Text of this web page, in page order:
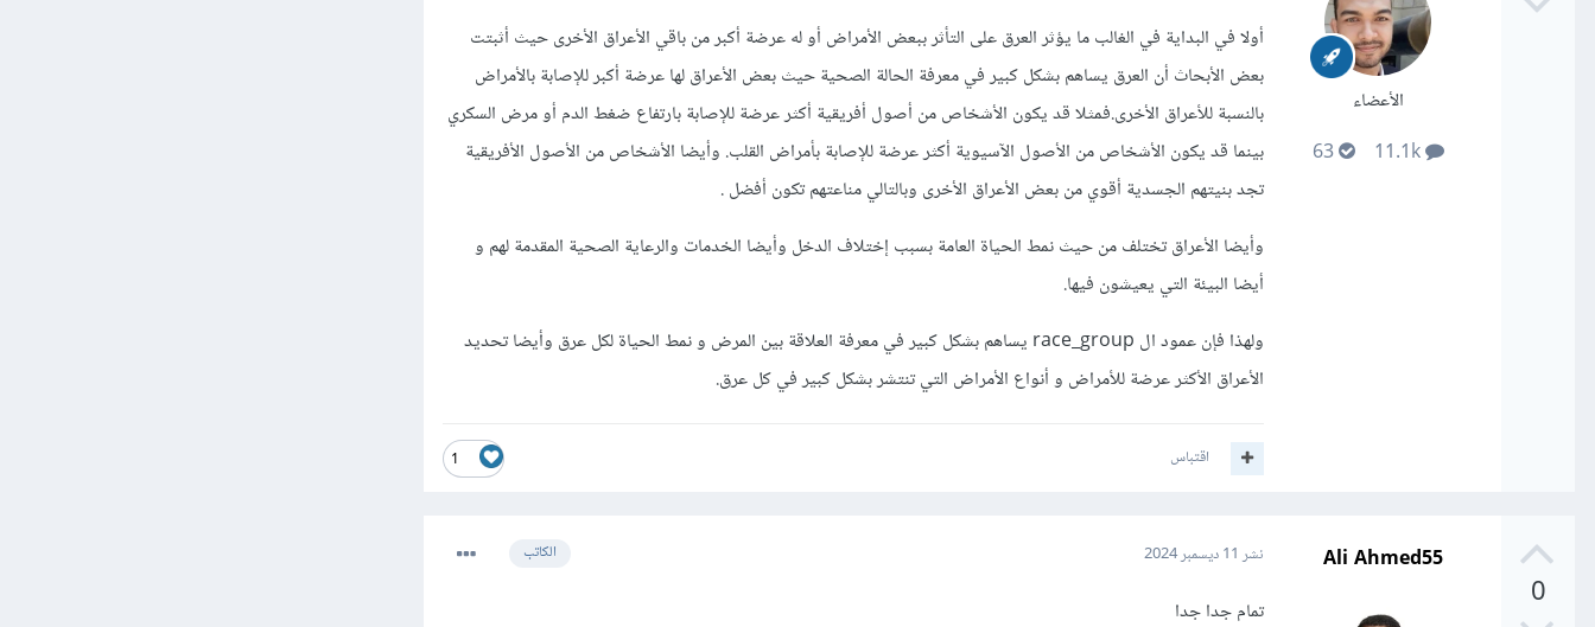
الأعضاء
11.1k
63
أولا في البداية في الغالب ما يؤثر العرق على التأثر ببعض الأمراض أو له عرضة أكبر من باقي الأعراق الأخرى حيث أثبتت
بعض الأبحاث أن العرق يساهم بشكل كبير في معرفة الحالة الصحية حيث بعض الأعراق لها عرضة أكبر للإصابة بالأمراض
بالنسبة للأعراق الأخرى.فمثلا قد يكون الأشخاص من أصول أفريقية أكثر عرضة للإصابة بارتفاع ضغط الدم أو مرض السكري
بينما قد يكون الأشخاص من الأصول الآسيوية أكثر عرضة للإصابة بأمراض القلب. وأيضا الأشخاص من الأصول الأفريقية
تجد بنيتهم الجسدية أقوي من بعض الأعراق الأخرى وبالتالي مناعتهم تكون أفضل .
وأيضا الأعراق تختلف من حيث نمط الحياة العامة بسبب إختلاف الدخل وأيضا الخدمات والرعاية الصحية المقدمة لهم و
أيضا البيئة التي يعيشون فيها.
ولهذا فإن عمود ال race_group يساهم بشكل كبير في معرفة العلاقة بين المرض و نمط الحياة لكل عرق وأيضا تحديد
الأعراق الأكثر عرضة للأمراض و أنواع الأمراض التي تنتشر بشكل كبير في كل عرق.
1 اقتباس
0
Ali Ahmed55 الكاتب نشر 11 ديسمبر 2024
تمام جدا جدا